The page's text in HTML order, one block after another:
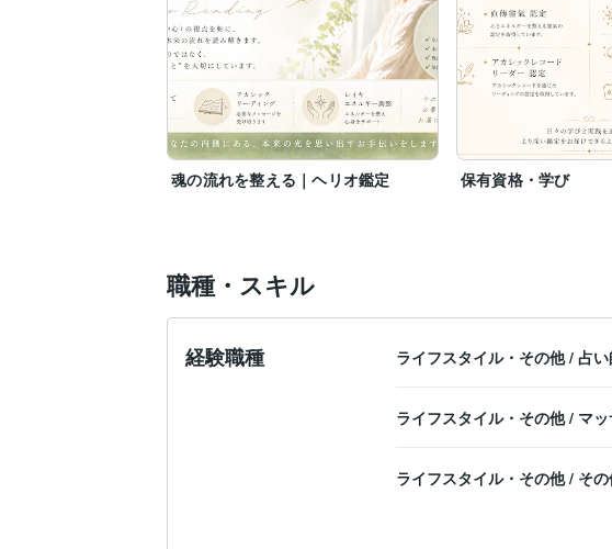
魂の流れを整える｜ヘリオ鑑定 保有資格・学び
職種・スキル
経験職種 ライフスタイル・その他 / 占
ライフスタイル・その他 / マ
ライフスタイル・その他 / そ